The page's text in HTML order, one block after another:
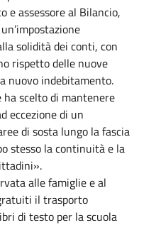
e assessore al Bilancio,
solidità dei conti, con
rispetto delle nuove
nuovo indebitamento.
ha scelto di mantenere
eccezione di un
di sosta lungo la fascia
stesso la continuità e la
alle famiglie e al
il trasporto
di testo per la scuola